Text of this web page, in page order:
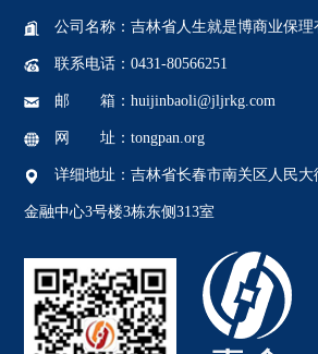
公司名称：吉林省人生就是博商业保
联系电话：0431-80566251
邮 箱 ：huijinbaoli@jljrkg.com
网 址：tongpan.org
详细地址 ：吉林省长春市南关区人民
金融中心3号楼3栋东侧313室